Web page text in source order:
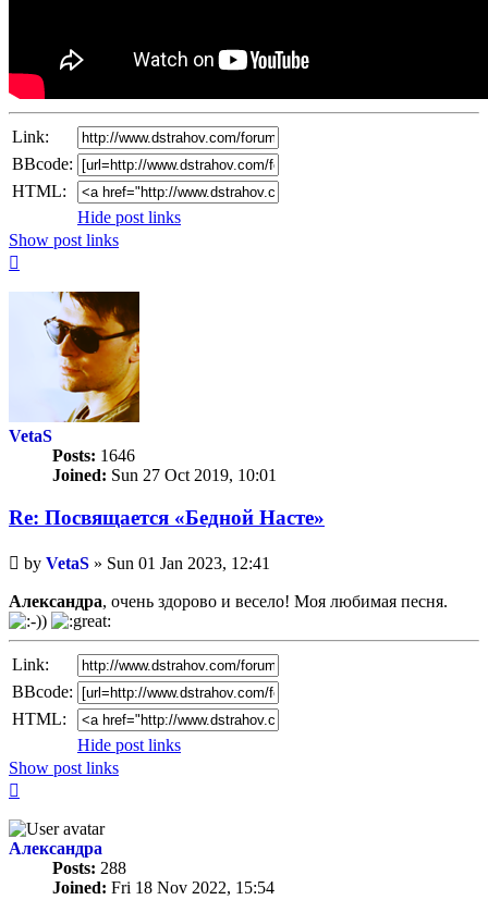
Link:
BBcode:
HTML:
Hide post links
Show post links
VetaS
Posts: 1646
Joined: Sun 27 Oct 2019, 10:01
Re: Посвящается «Бедной Насте»
Unread
post
by VetaS » Sun 01 Jan 2023, 12:41
Александра, очень здорово и весело! Моя любимая песня.
Link:
BBcode:
HTML:
Hide post links
Show post links
Александра
Posts: 288
Joined: Fri 18 Nov 2022, 15:54